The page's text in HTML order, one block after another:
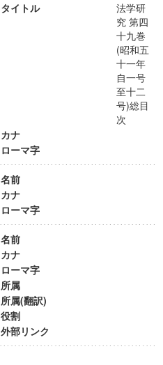
タイトル
法学研
究 第四
十九巻
(昭和五
十一年
自一号
至十二
号)総目
次
カナ
ローマ字
名前
カナ
ローマ字
名前
カナ
ローマ字
所属
所属(翻訳)
役割
外部リンク